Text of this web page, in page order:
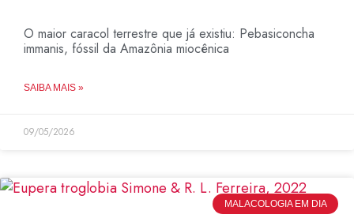
O maior caracol terrestre que já existiu: Pebasiconcha
immanis, fóssil da Amazônia miocênica
SAIBA MAIS »
09/05/2026
MALACOLOGIA EM DIA